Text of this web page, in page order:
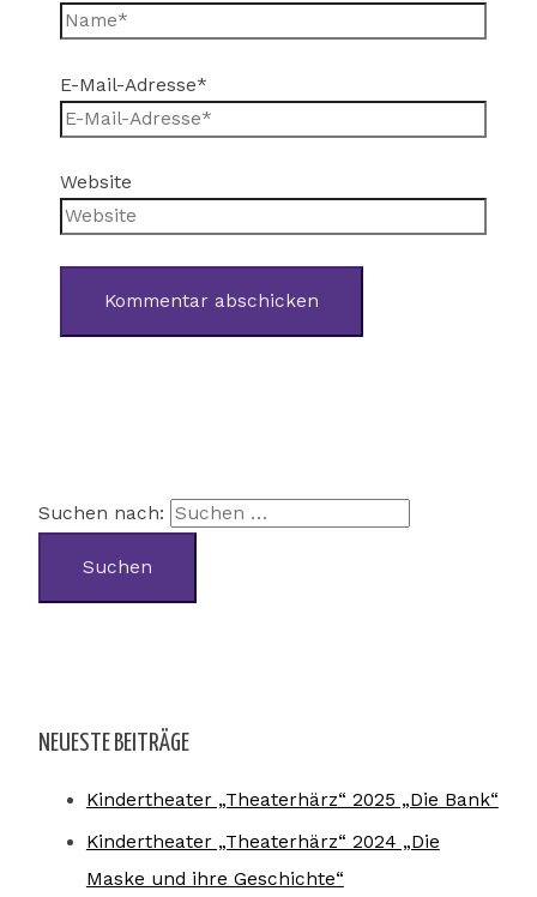
E-Mail-Adresse*
Website
Suchen nach:
NEUESTE BEITRÄGE
Kindertheater „Theaterhärz“ 2025 „Die Bank“
Kindertheater „Theaterhärz“ 2024 „Die
Maske und ihre Geschichte“